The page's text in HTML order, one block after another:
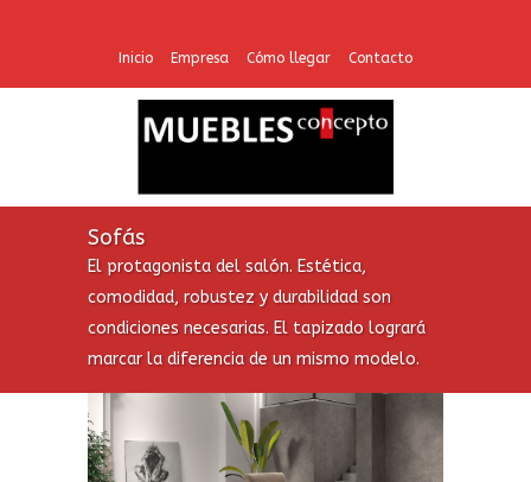
Inicio Empresa Cómo llegar Contacto
Sofás
El protagonista del salón. Estética,
comodidad, robustez y durabilidad son
condiciones necesarias. El tapizado logrará
marcar la diferencia de un mismo modelo.